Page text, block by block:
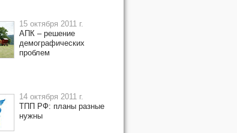
15 октября 2011 г.
АПК – решение
демографических
проблем
14 октября 2011 г.
ТПП РФ: планы разные
нужны